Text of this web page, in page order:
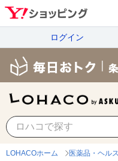
ログイン
皮膚トラブルの漢方薬
LOHACOホーム 医薬品・ヘル